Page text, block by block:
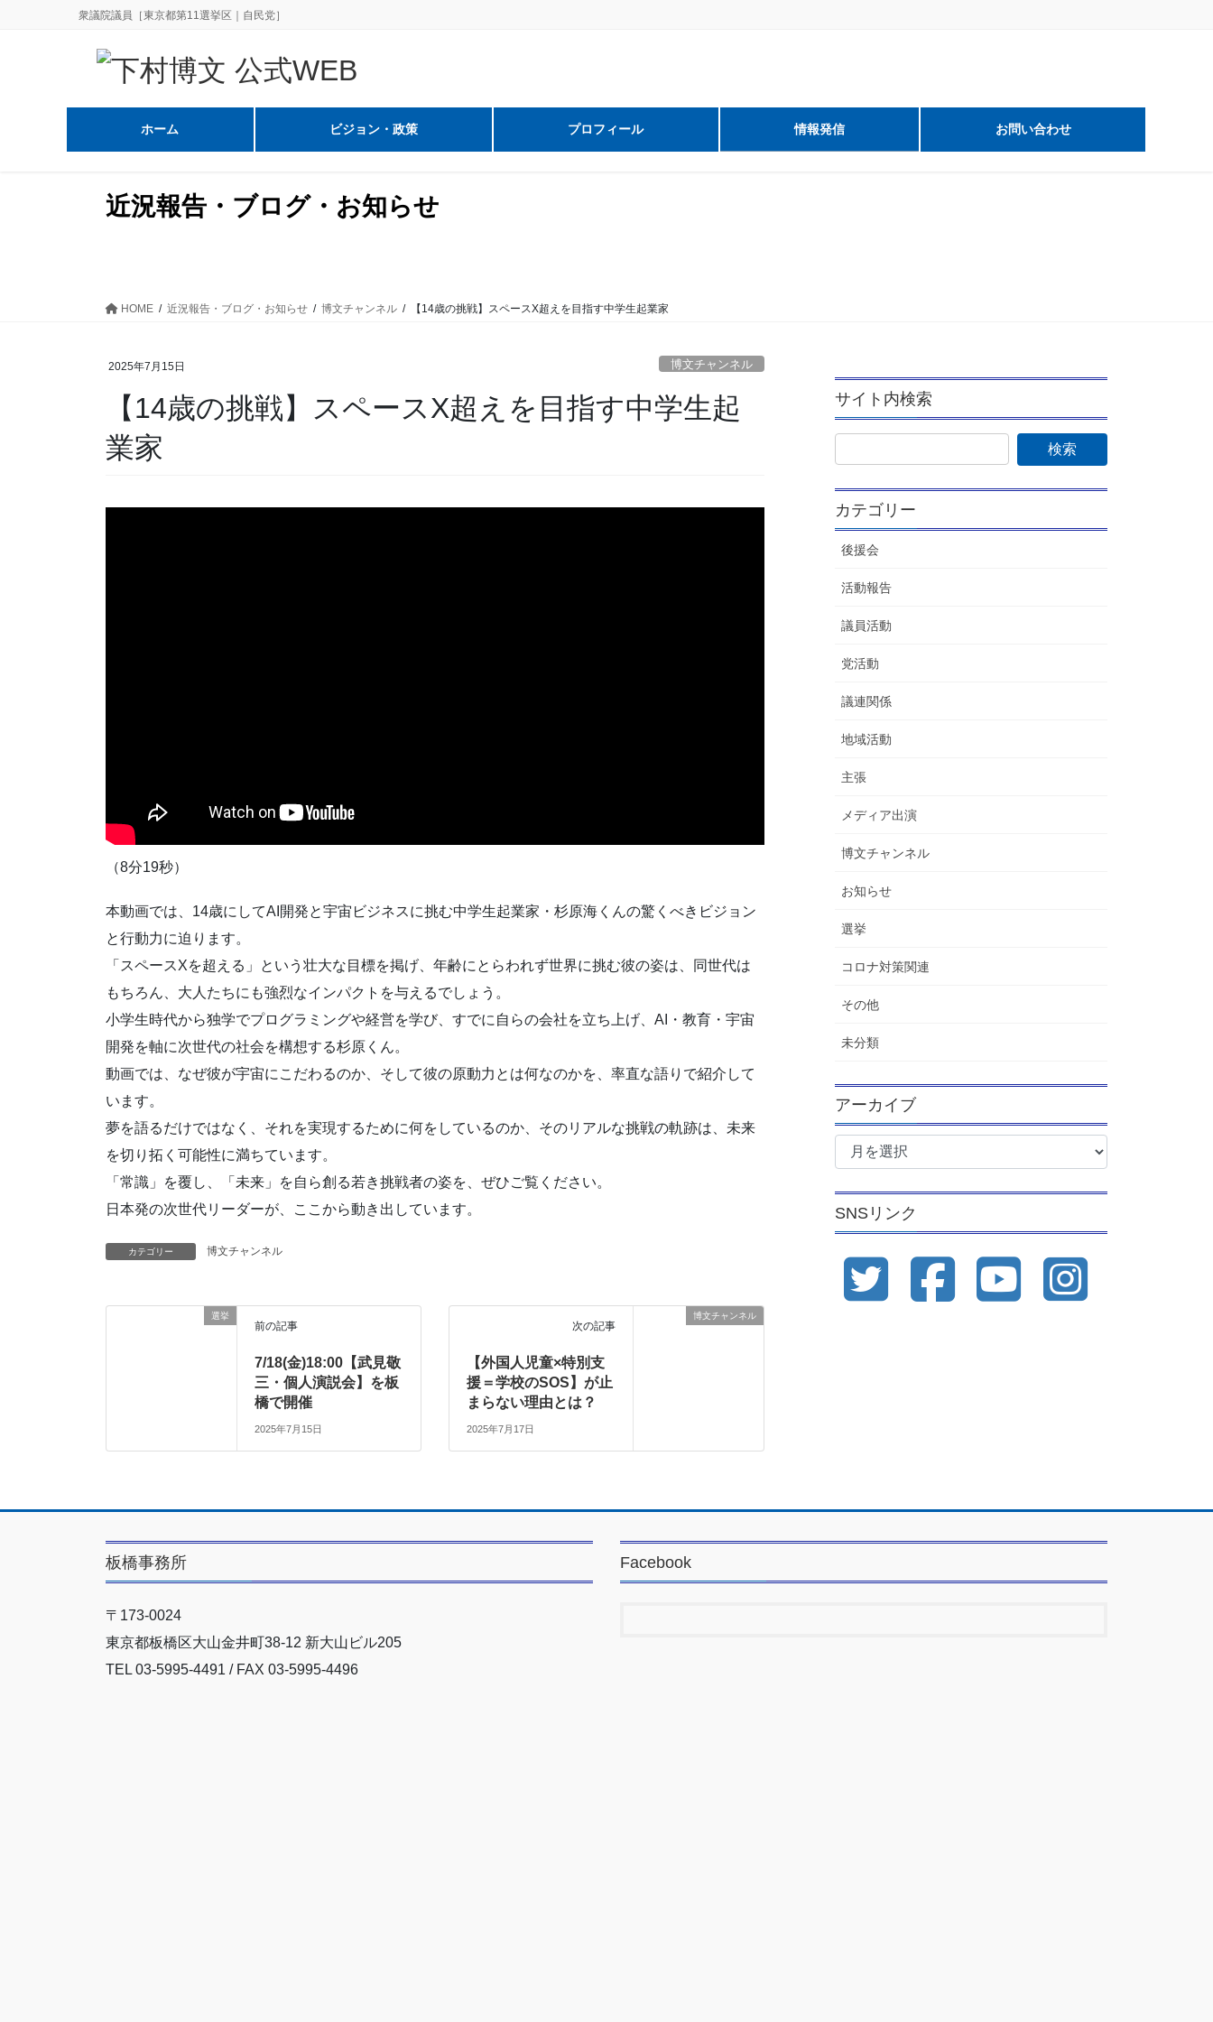
衆議院議員［東京都第11選挙区｜自民党］
ホーム ビジョン・政策 プロフィール 情報発信 お問い合わせ
近況報告・ブログ・お知らせ
HOME 近況報告・ブログ・お知らせ 博文チャンネル 【14歳の挑戦】スペースX超えを目指す中学生起業家
2025年7月15日 博文チャンネル
【14歳の挑戦】スペースX超えを目指す中学生起
業家
（8分19秒）
本動画では、14歳にしてAI開発と宇宙ビジネスに挑む中学生起業家・杉原海くんの驚くべきビジョン
と行動力に迫ります。
「スペースXを超える」という壮大な目標を掲げ、年齢にとらわれず世界に挑む彼の姿は、同世代は
もちろん、大人たちにも強烈なインパクトを与えるでしょう。
小学生時代から独学でプログラミングや経営を学び、すでに自らの会社を立ち上げ、AI・教育・宇宙
開発を軸に次世代の社会を構想する杉原くん。
動画では、なぜ彼が宇宙にこだわるのか、そして彼の原動力とは何なのかを、率直な語りで紹介して
います。
夢を語るだけではなく、それを実現するために何をしているのか、そのリアルな挑戦の軌跡は、未来
を切り拓く可能性に満ちています。
「常識」を覆し、「未来」を自ら創る若き挑戦者の姿を、ぜひご覧ください。
日本発の次世代リーダーが、ここから動き出しています。
カテゴリー 博文チャンネル
選挙
前の記事
7/18(金)18:00【武見敬
三・個人演説会】を板
橋で開催
2025年7月15日
博文チャンネル
次の記事
【外国人児童×特別支
援＝学校のSOS】が止
まらない理由とは？
2025年7月17日
サイト内検索
カテゴリー
後援会
活動報告
議員活動
党活動
議連関係
地域活動
主張
メディア出演
博文チャンネル
お知らせ
選挙
コロナ対策関連
その他
未分類
アーカイブ
ア
ブ
SNSリンク
板橋事務所
〒173-0024
東京都板橋区大山金井町38-12 新大山ビル205
TEL 03-5995-4491 / FAX 03-5995-4496
Facebook